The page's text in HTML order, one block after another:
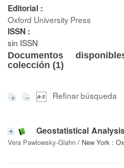
Editorial :
Oxford University Press
ISSN :
sin ISSN
Documentos
colección (1)
Refinar búsqueda
Geostatistical
Vera Pawlowsky-Glahn / New York :